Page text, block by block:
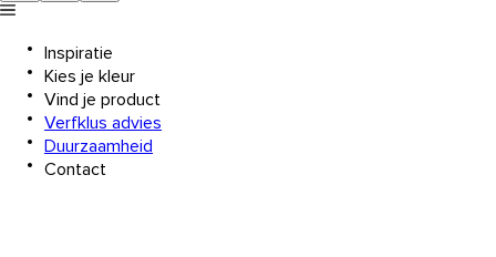
Inspiratie
Kies je kleur
Vind je product
Verfklus advies
Duurzaamheid
Contact